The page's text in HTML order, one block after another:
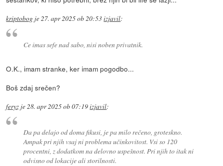
kriptobog je27. apr 2025 ob 20:53izjavil:
Ce imas sefe nad sabo, nisi noben privatnik.
O.K., imam stranke, ker imam pogodbo...
Boš zdaj srečen?
feryz je28. apr 2025 ob 07:19izjavil:
Da pa delajo od doma fikusi, je pa milo rečeno, groteskno.
Ampak pri njih vsaj ni problema učinkovitost. Vsi so 120
procentni, z dodatkom na delovno uspešnost. Pri njih to itak ni
odvisno od lokacije ali storilnosti.